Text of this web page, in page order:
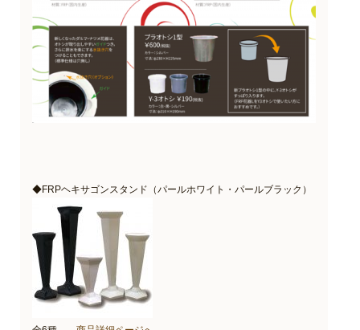
◆FRPヘキサゴンスタンド（パールホワイト・パールブラック）